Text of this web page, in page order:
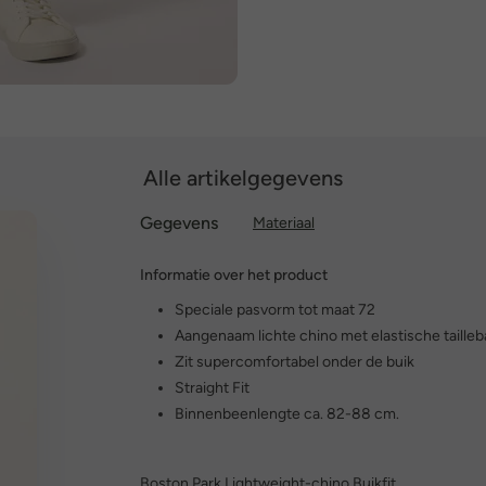
Alle artikelgegevens
Gegevens Materiaal
Informatie over het product
Speciale pasvorm tot maat 72
Aangenaam lichte chino met elastische
Zit supercomfortabel onder de buik
Straight Fit
Binnenbeenlengte ca. 82-88 cm.